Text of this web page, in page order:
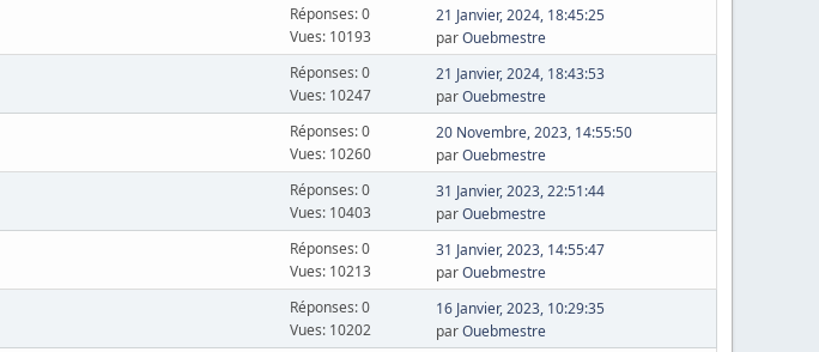
Réponses: 0
Vues: 10193
21 Janvier, 2024, 18:45:25
parOuebmestre
Réponses: 0
Vues: 10247
21 Janvier, 2024, 18:43:53
parOuebmestre
Réponses: 0
Vues: 10260
20 Novembre, 2023, 14:55:50
parOuebmestre
Réponses: 0
Vues: 10403
31 Janvier, 2023, 22:51:44
parOuebmestre
Réponses: 0
Vues: 10213
31 Janvier, 2023, 14:55:47
parOuebmestre
Réponses: 0
Vues: 10202
16 Janvier, 2023, 10:29:35
parOuebmestre